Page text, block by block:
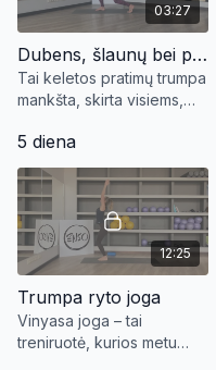
03:27
Dubens, šlaunų bei pečių tempimas
Tai keletos pratimų trumpa
mankšta, skirta visiems,
sėdintiems ofise ir
norintiems padaryti trumpą
pertraukėlę.
5 diena
12:25
Trumpa ryto joga
Vinyasa joga – tai
treniruotė, kurios metu